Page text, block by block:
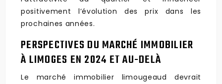
positivement l’évolution des prix dans les
prochaines années.
PERSPECTIVES DU MARCHÉ IMMOBILIER
À LIMOGES EN 2024 ET AU-DELÀ
Le marché immobilier limougeaud devrait